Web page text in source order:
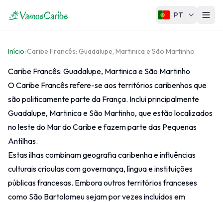
Clima do Caribe
Grandes Antilhas
Pequenas Antilhas
Ilhas ABC
PT
Início/Caribe Francês: Guadalupe, Martinica e São Martinho
Caribe Francês: Guadalupe, Martinica e São Martinho
O Caribe Francês refere-se aos territórios caribenhos que
são politicamente parte da França. Inclui principalmente
Guadalupe, Martinica e São Martinho, que estão localizados
no leste do Mar do Caribe e fazem parte das Pequenas
Antilhas.
Estas ilhas combinam geografia caribenha e influências
culturais crioulas com governança, língua e instituições
públicas francesas. Embora outros territórios franceses
como São Bartolomeu sejam por vezes incluídos em